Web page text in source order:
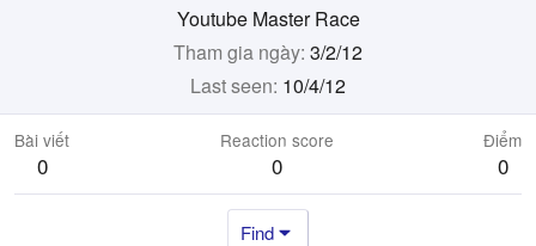
Youtube Master Race
Tham gia ngày 3/2/12
Last seen 10/4/12
Bài viết
0
Reaction score
0
Điểm
0
Find